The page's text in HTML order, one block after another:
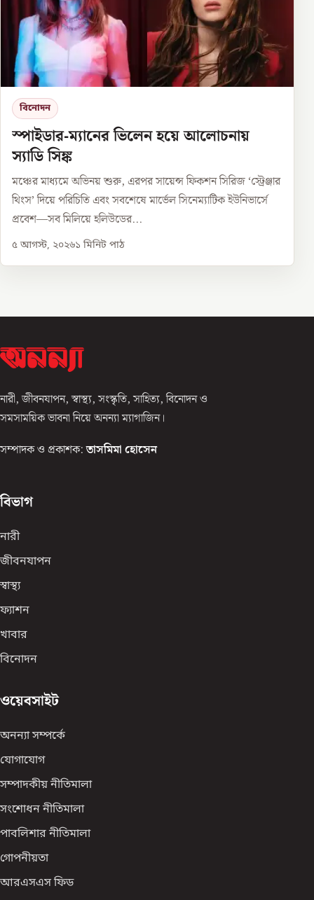
বিনোদন
স্পাইডার-ম্যানের ভিলেন হয়ে আলোচনায়
স্যাডি সিঙ্ক
মঞ্চের মাধ্যমে অভিনয় শুরু, এরপর সায়েন্স ফিকশন সিরিজ ‘স্ট্রেঞ্জার
থিংস’ দিয়ে পরিচিতি এবং সবশেষে মার্ভেল সিনেম্যাটিক ইউনিভার্সে
প্রবেশ—সব মিলিয়ে হলিউডের...
৫ আগস্ট, ২০২৬১ মিনিট পাঠ
নারী, জীবনযাপন, স্বাস্থ্য, সংস্কৃতি, সাহিত্য, বিনোদন ও
সমসাময়িক ভাবনা নিয়ে অনন্যা ম্যাগাজিন।
সম্পাদক ও প্রকাশক: তাসমিমা হোসেন
বিভাগ
নারী
জীবনযাপন
স্বাস্থ্য
ফ্যাশন
খাবার
বিনোদন
ওয়েবসাইট
অনন্যা সম্পর্কে
যোগাযোগ
সম্পাদকীয় নীতিমালা
সংশোধন নীতিমালা
পাবলিশার নীতিমালা
গোপনীয়তা
আরএসএস ফিড